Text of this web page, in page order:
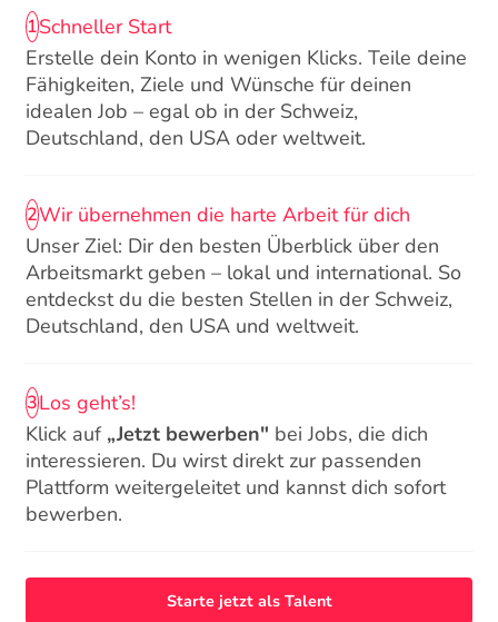
1Schneller Start
Erstelle dein Konto in wenigen Klicks. Teile deine
Fähigkeiten, Ziele und Wünsche für deinen
idealen Job – egal ob in der Schweiz,
Deutschland, den USA oder weltweit.
2Wir übernehmen die harte Arbeit für dich
Unser Ziel: Dir den besten Überblick über den
Arbeitsmarkt geben – lokal und international. So
entdeckst du die besten Stellen in der Schweiz,
Deutschland, den USA und weltweit.
3Los geht’s!
Klick auf „Jetzt bewerben" bei Jobs, die dich
interessieren. Du wirst direkt zur passenden
Plattform weitergeleitet und kannst dich sofort
bewerben.
Starte jetzt als Talent